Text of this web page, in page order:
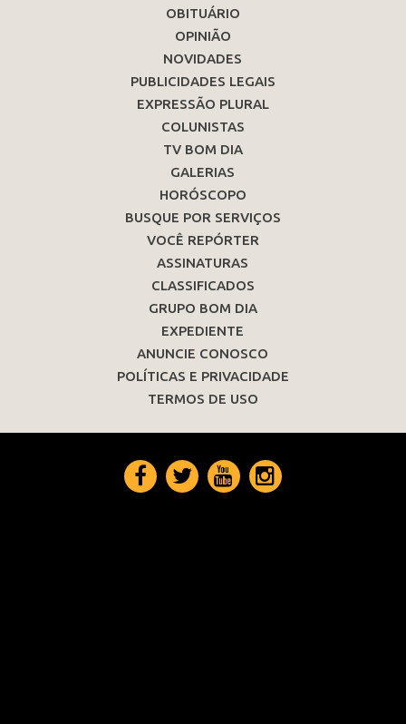
OBITUÁRIO
OPINIÃO
NOVIDADES
PUBLICIDADES LEGAIS
EXPRESSÃO PLURAL
COLUNISTAS
TV BOM DIA
GALERIAS
HORÓSCOPO
BUSQUE POR SERVIÇOS
VOCÊ REPÓRTER
ASSINATURAS
CLASSIFICADOS
GRUPO BOM DIA
EXPEDIENTE
ANUNCIE CONOSCO
POLÍTICAS E PRIVACIDADE
TERMOS DE USO